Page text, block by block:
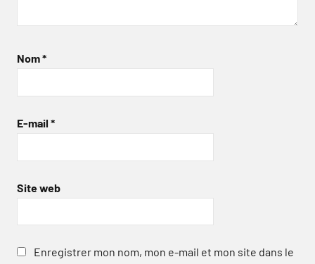
Nom*
E-mail *
Site web
Enregistrer mon nom, mon e-mail et mon site dans le